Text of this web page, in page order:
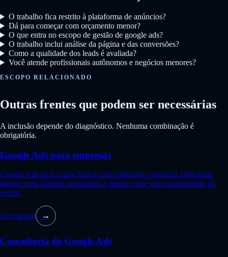
O trabalho fica restrito à plataforma de anúncios?
Dá para começar com orçamento menor?
O que entra no escopo de gestão de google ads?
O trabalho inclui análise da página e das conversões?
Como a qualidade dos leads é avaliada?
Você atende profissionais autônomos e negócios menores?
ESCOPO RELACIONADO
Outras frentes que podem ser necessárias
A inclusão depende do diagnóstico. Nenhuma combinação é
obrigatória.
Google Ads para empresas
Google Ads para captar buscas com intenção comercial, direcionar
tráfego para páginas preparadas e medir o que vira oportunidade de
venda.
Ver escopo →
Consultoria de Google Ads